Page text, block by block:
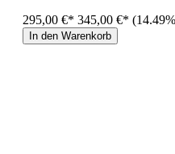
295,00 €* 345,00 €*
In den Warenkorb